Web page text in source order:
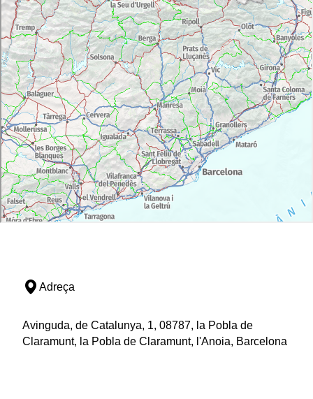
Adreça
Avinguda, de Catalunya, 1, 08787, la Pobla de
Claramunt, la Pobla de Claramunt, l'Anoia, Barcelona